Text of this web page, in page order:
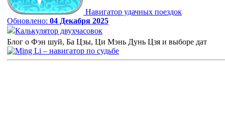
Навигатор удачных поездок
Обновлено: 04 Декабря 2025
Калькулятор двухчасовок
Блог о Фэн шуй, Ба Цзы, Ци Мэнь Дунь Цзя и выборе дат